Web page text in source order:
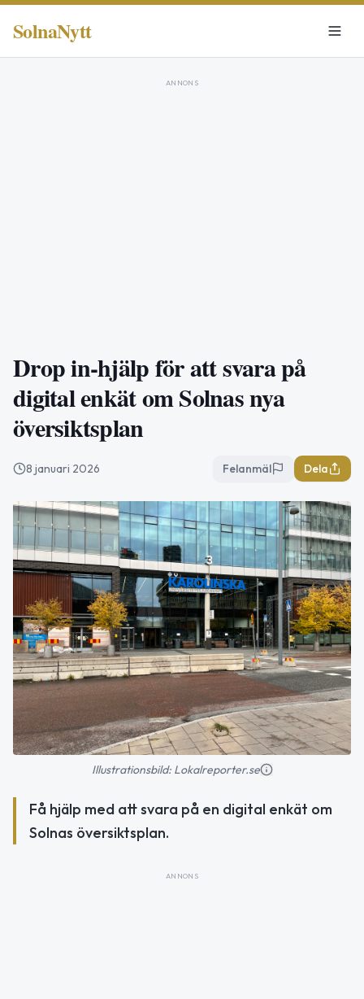
SolnaNytt
ANNONS
Drop in-hjälp för att svara på
digital enkät om Solnas nya
översiktsplan
8 januari 2026 Felanmäl Dela
Illustrationsbild: Lokalreporter.se
Få hjälp med att svara på en digital enkät om
Solnas översiktsplan.
ANNONS